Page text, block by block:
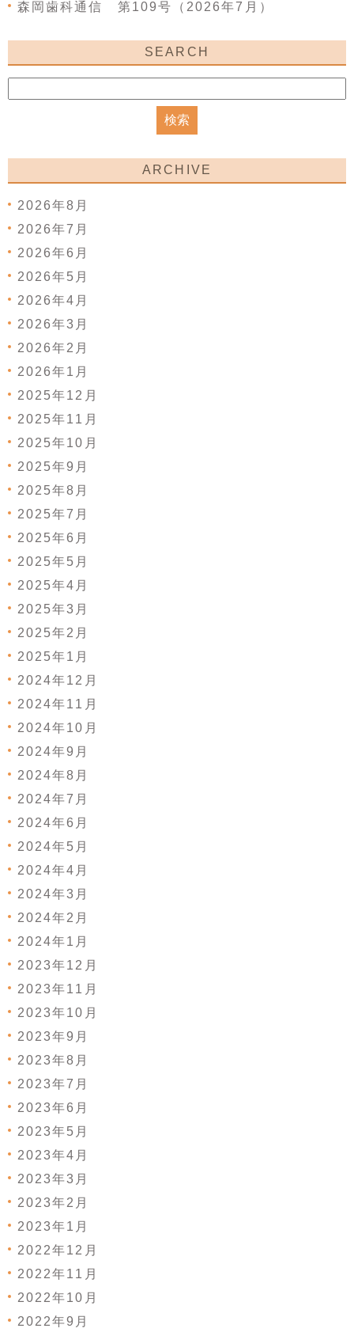
森岡歯科通信 第109号（2026年7月）
SEARCH
ARCHIVE
2026年8月
2026年7月
2026年6月
2026年5月
2026年4月
2026年3月
2026年2月
2026年1月
2025年12月
2025年11月
2025年10月
2025年9月
2025年8月
2025年7月
2025年6月
2025年5月
2025年4月
2025年3月
2025年2月
2025年1月
2024年12月
2024年11月
2024年10月
2024年9月
2024年8月
2024年7月
2024年6月
2024年5月
2024年4月
2024年3月
2024年2月
2024年1月
2023年12月
2023年11月
2023年10月
2023年9月
2023年8月
2023年7月
2023年6月
2023年5月
2023年4月
2023年3月
2023年2月
2023年1月
2022年12月
2022年11月
2022年10月
2022年9月